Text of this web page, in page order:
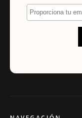
Proporciona tu